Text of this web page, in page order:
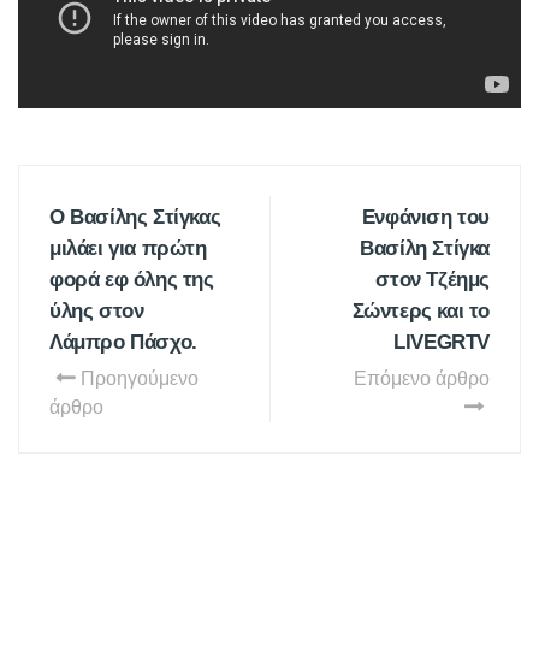
Ο Βασίλης Στίγκας
μιλάει για πρώτη
φορά εφ όλης της
ύλης στον
Λάμπρο Πάσχο.
Προηγούμενο
άρθρο
Ενφάνιση του
Βασίλη Στίγκα
στον Τζέημς
Σώντερς και το
LIVEGRTV
Επόμενο άρθρο